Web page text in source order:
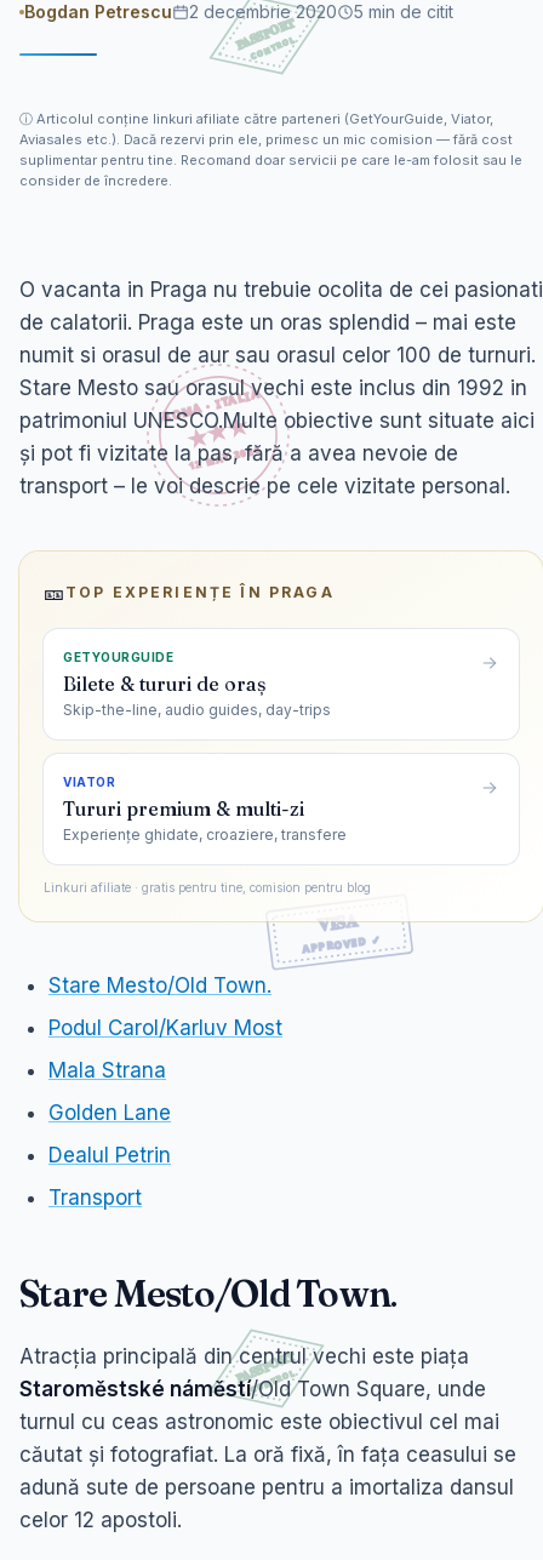
Bogdan Petrescu 2 decembrie 2020 5 min de citit
ⓘ Articolul conține linkuri afiliate către parteneri (GetYourGuide, Viator,
Aviasales etc.). Dacă rezervi prin ele, primesc un mic comision — fără cost
suplimentar pentru tine. Recomand doar servicii pe care le-am folosit sau le
consider de încredere.
O vacanta in Praga nu trebuie ocolita de cei pasionati
de calatorii. Praga este un oras splendid – mai este
numit si orasul de aur sau orasul celor 100 de turnuri.
Stare Mesto sau orasul vechi este inclus din 1992 in
patrimoniul UNESCO.Multe obiective sunt situate aici
și pot fi vizitate la pas, fără a avea nevoie de
transport – le voi descrie pe cele vizitate personal.
🎫 TOP EXPERIENȚE ÎN PRAGA
GETYOURGUIDE
Bilete & tururi de oraș
Skip-the-line, audio guides, day-trips
VIATOR
Tururi premium & multi-zi
Experiențe ghidate, croaziere, transfere
Linkuri afiliate · gratis pentru tine, comision pentru blog
Stare Mesto/Old Town.
Podul Carol/Karluv Most
Mala Strana
Golden Lane
Dealul Petrin
Transport
Stare Mesto/Old Town.
Atracția principală din centrul vechi este piața
Staroměstské náměstí/Old Town Square, unde
turnul cu ceas astronomic este obiectivul cel mai
căutat și fotografiat. La oră fixă, în fața ceasului se
adună sute de persoane pentru a imortaliza dansul
celor 12 apostoli.